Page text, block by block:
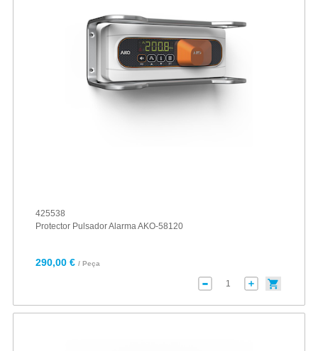
425538
Protector Pulsador Alarma AKO-58120
290,00 € / Peça